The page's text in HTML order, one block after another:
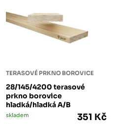
TERASOVÉ PRKNO BOROVICE
28/145/4200 terasové
prkno borovice
hladká/hladká A/B
skladem 351 Kč